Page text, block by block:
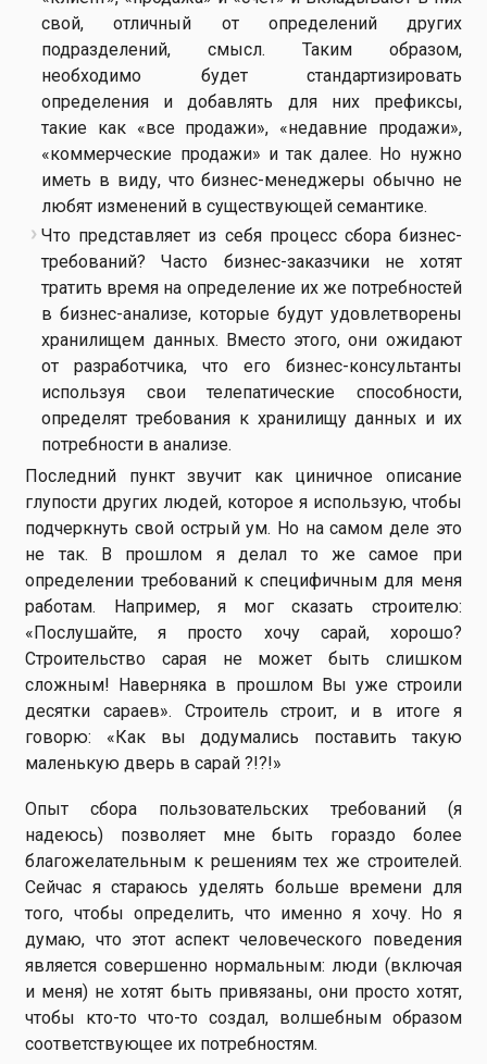
свой, отличный от определений других
подразделений, смысл. Таким образом,
необходимо будет стандартизировать
определения и добавлять для них префиксы,
такие как «все продажи», «недавние продажи»,
«коммерческие продажи» и так далее. Но нужно
иметь в виду, что бизнес-менеджеры обычно не
любят изменений в существующей семантике.
Что представляет из себя процесс сбора бизнес-
требований? Часто бизнес-заказчики не хотят
тратить время на определение их же потребностей
в бизнес-анализе, которые будут удовлетворены
хранилищем данных. Вместо этого, они ожидают
от разработчика, что его бизнес-консультанты
используя свои телепатические способности,
определят требования к хранилищу данных и их
потребности в анализе.
Последний пункт звучит как циничное описание
глупости других людей, которое я использую, чтобы
подчеркнуть свой острый ум. Но на самом деле это
не так. В прошлом я делал то же самое при
определении требований к специфичным для меня
работам. Например, я мог сказать строителю:
«Послушайте, я просто хочу сарай, хорошо?
Строительство сарая не может быть слишком
сложным! Наверняка в прошлом Вы уже строили
десятки сараев». Строитель строит, и в итоге я
говорю: «Как вы додумались поставить такую
маленькую дверь в сарай ?!?!»
Опыт сбора пользовательских требований (я
надеюсь) позволяет мне быть гораздо более
благожелательным к решениям тех же строителей.
Сейчас я стараюсь уделять больше времени для
того, чтобы определить, что именно я хочу. Но я
думаю, что этот аспект человеческого поведения
является совершенно нормальным: люди (включая
и меня) не хотят быть привязаны, они просто хотят,
чтобы кто-то что-то создал, волшебным образом
соответствующее их потребностям.